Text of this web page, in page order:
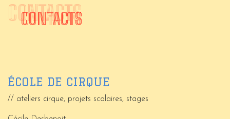
CONTACTS
CONTACTS
ÉCOLE DE CIRQUE
// ateliers cirque, projets scolaires, stages